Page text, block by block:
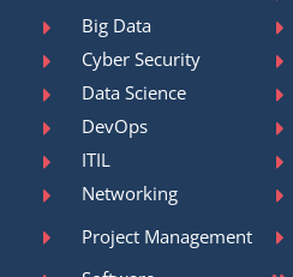
Big Data
Cyber Security
Data Science
DevOps
ITIL
Networking
Project Management